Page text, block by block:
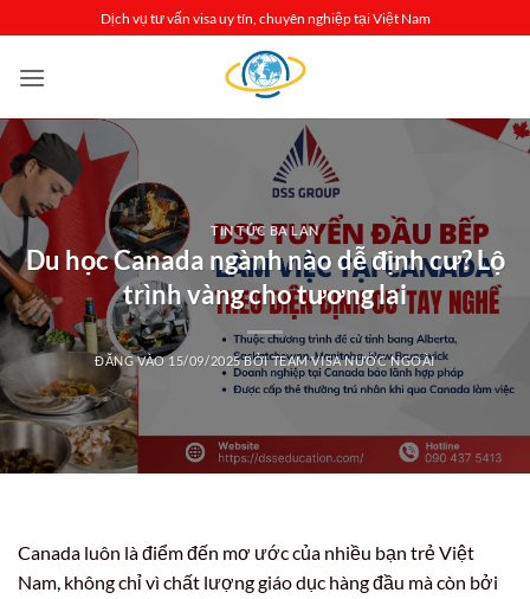
qua
nội
Dịch vụ tư vấn visa uy tín, chuyên nghiệp tại Việt Nam
TIN TỨC BA LAN
Du học Canada ngành nào dễ định cư? Lộ
trình vàng cho tương lai
ĐĂNG VÀO15/09/2025BỞITEAM VISA NƯỚC NGOÀI
Canada luôn là điểm đến mơ ước của nhiều bạn trẻ Việt
Nam, không chỉ vì chất lượng giáo dục hàng đầu mà còn bởi